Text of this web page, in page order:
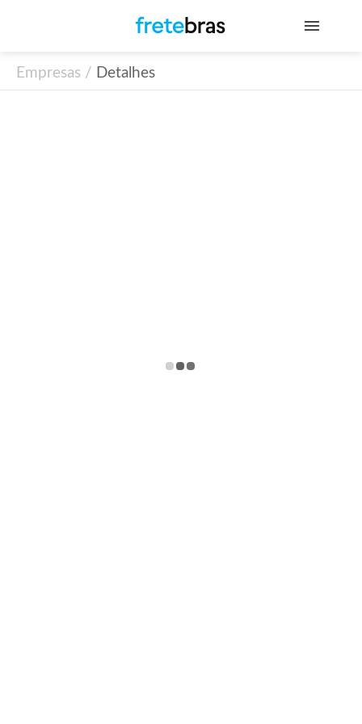
Empresas / Detalhes